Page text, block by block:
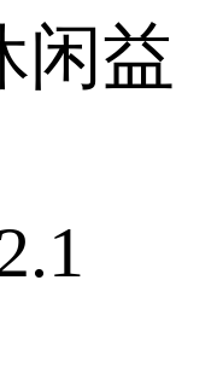
闲益